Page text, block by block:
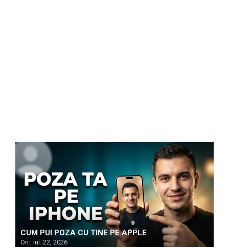
CUM PUI POZA CU TINE PE APPLE
On: iul. 22, 2026